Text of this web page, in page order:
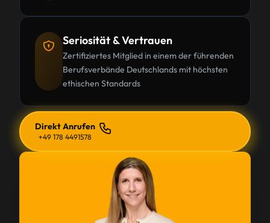
Seriosität & Vertrauen
Zertifiziertes Mitglied in einem der führenden
Berufsverbände Deutschlands mit höchsten
ethischen Standards
Direkt Anrufen
+49 178 4491578